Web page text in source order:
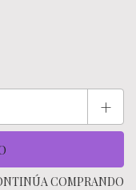
+
COMPRANDO